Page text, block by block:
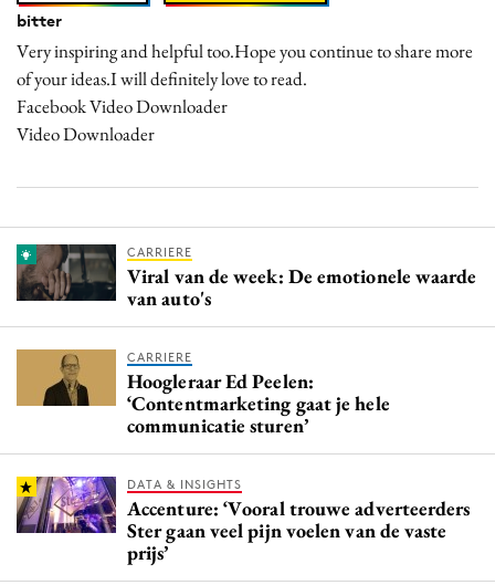
Purpose Marketing
Reputatie & crisis
bitter
Very inspiring and helpful too.Hope you continue to share more
of your ideas.I will definitely love to read.
Facebook Video Downloader
Video Downloader
CARRIERE
Viral van de week: De emotionele waarde
van auto's
CARRIERE
Hoogleraar Ed Peelen:
‘Contentmarketing gaat je hele
communicatie sturen’
DATA & INSIGHTS
Accenture: ‘Vooral trouwe adverteerders
Ster gaan veel pijn voelen van de vaste
prijs’